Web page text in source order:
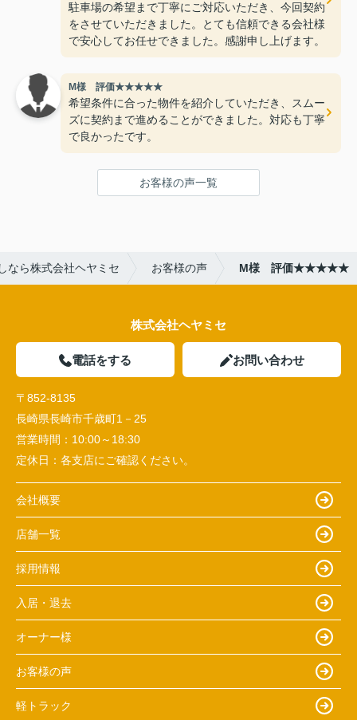
駐車場の希望まで丁寧にご対応いただき、今回契約
をさせていただきました。とても信頼できる会社様
で安心してお任せできました。感謝申し上げます。
M様 評価★★★★★
希望条件に合った物件を紹介していただき、スムー
ズに契約まで進めることができました。対応も丁寧
で良かったです。
お客様の声一覧
なら株式会社ヘヤミセ お客様の声 M様 評価★★★★★
株式会社ヘヤミセ
電話をする お問い合わせ
〒852-8135
長崎県長崎市千歳町1－25
営業時間： 10:00～18:30
定休日： 各支店にご確認ください。
会社概要
店舗一覧
採用情報
入居・退去
オーナー様
お客様の声
軽トラック